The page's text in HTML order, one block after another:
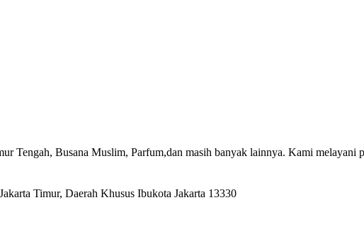
Tengah, Busana Muslim, Parfum,dan masih banyak lainnya. Kami melayani
Timur, Daerah Khusus Ibukota Jakarta 13330